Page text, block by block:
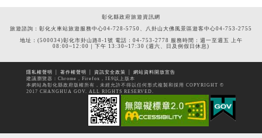
彰化縣政府旅遊資訊網
旅遊諮詢：彰化火車站旅遊服務中心04-728-5750、八卦山大佛風景區遊客中心04-753-2755
地址：(500034)彰化市卦山路8-1號 電話：04-753-2778 服務時間：週一至週五 上午
08:00~12:00｜下午 13:30~17:30 (週六、日及例假日休息)
隱私權聲明 著作權聲明 資訊安全政策
網站資料開放宣告
建議瀏覽器：Chrome，Firefox，IE9以上版本
本網站為彰化縣政府版權所有，未經允許不得以任何形式複製和採用 COPYRIGHT ©
2017 CHANGHUA GOV. ALL RIGHTS RESERVED.